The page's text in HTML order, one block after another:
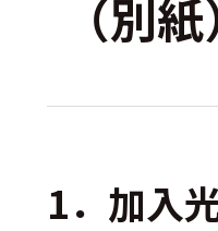
（別
1．加入